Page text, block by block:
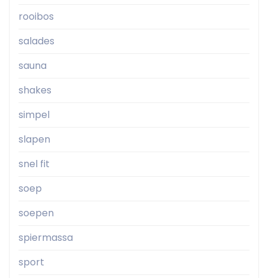
rooibos
salades
sauna
shakes
simpel
slapen
snel fit
soep
soepen
spiermassa
sport